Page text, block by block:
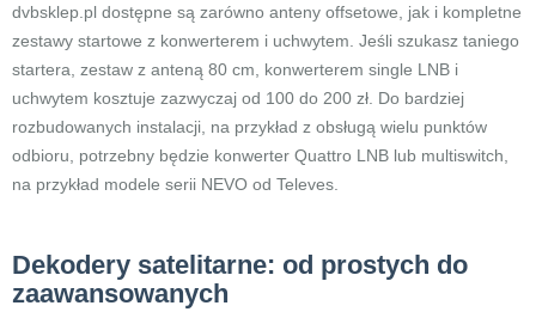
dvbsklep.pl dostępne są zarówno anteny offsetowe, jak i kompletne
zestawy startowe z konwerterem i uchwytem. Jeśli szukasz taniego
startera, zestaw z anteną 80 cm, konwerterem single LNB i
uchwytem kosztuje zazwyczaj od 100 do 200 zł. Do bardziej
rozbudowanych instalacji, na przykład z obsługą wielu punktów
odbioru, potrzebny będzie konwerter Quattro LNB lub multiswitch,
na przykład modele serii NEVO od Televes.
Dekodery satelitarne: od prostych do
zaawansowanych